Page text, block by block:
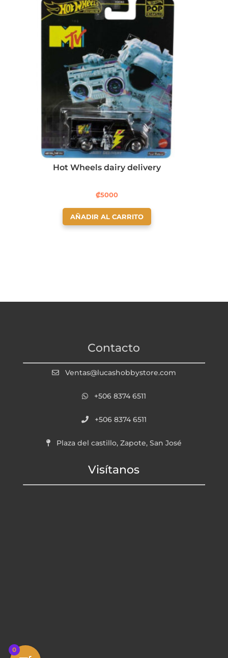
Hot Wheels dairy delivery
₡5000
AÑADIR AL CARRITO
Contacto
Ventas@lucashobbystore.com
+506 8374 6511
+506 8374 6511
Plaza del castillo, Zapote, San José
Visítanos
0